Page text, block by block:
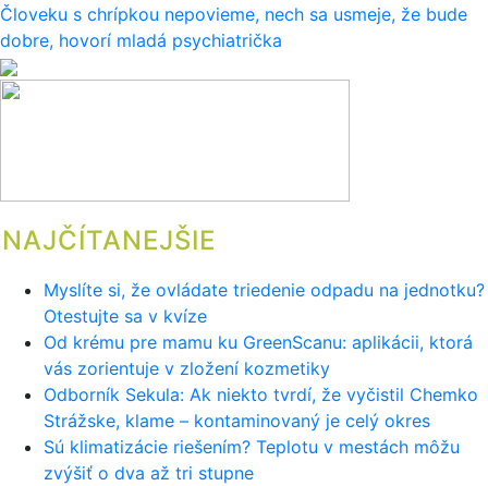
v
článku
Človeku s chrípkou nepovieme, nech sa usmeje, že bude
dobre, hovorí mladá psychiatrička
NAJČÍTANEJŠIE
Myslíte si, že ovládate triedenie odpadu na jednotku?
Otestujte sa v kvíze
Od krému pre mamu ku GreenScanu: aplikácii, ktorá
vás zorientuje v zložení kozmetiky
Odborník Sekula: Ak niekto tvrdí, že vyčistil Chemko
Strážske, klame – kontaminovaný je celý okres
Sú klimatizácie riešením? Teplotu v mestách môžu
zvýšiť o dva až tri stupne